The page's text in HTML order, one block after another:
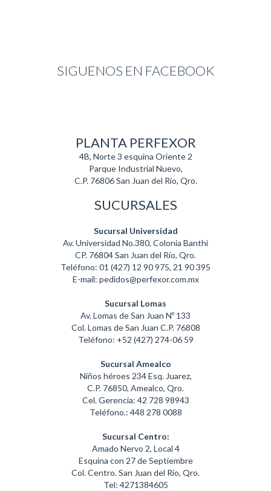
SIGUENOS EN FACEBOOK
PLANTA PERFEXOR
4B, Norte 3 esquina Oriente 2
Parque Industrial Nuevo,
C.P. 76806 San Juan del Rio, Qro.
SUCURSALES
Sucursal Universidad
Av. Universidad No.380, Colonia Banthí
CP. 76804 San Juan del Río, Qro.
Teléfono: 01 (427) 12 90 975, 21 90 395
E-mail: pedidos@perfexor.com.mx
Sucursal Lomas
Av. Lomas de San Juan Nº 133
Col. Lomas de San Juan C.P. 76808
Teléfono: +52 (427) 274-06 59
Sucursal Amealco
Niños héroes 234 Esq. Juarez,
C.P. 76850, Amealco, Qro.
Cel. Gerencia: 42 728 98943
Teléfono.: 448 278 0088
Sucursal Centro:
Amado Nervo 2, Local 4
Esquina con 27 de Septiembre
Col. Centro. San Juan del Río, Qro.
Tel: 4271384605